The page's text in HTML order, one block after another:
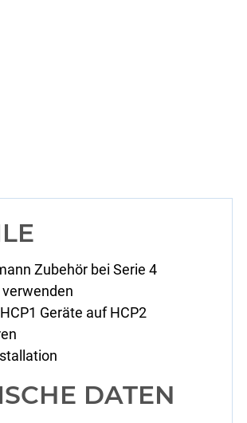
Zubehör bei Serie 4
Geräte auf HCP2
DATEN